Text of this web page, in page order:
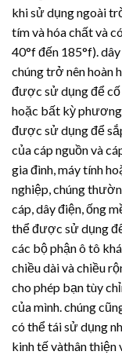
khi sử dụng ngoài
tím và hóa chất và
40°f đến 185°f).
chúng trở nên hoàn
được sử dụng để cố
hoặc bất kỳ
được sử dụng để
của cáp nguồn và
gia đình, máy tính
nghiệp, chúng
cáp, dây điện, ống
thể được sử dụng
các bộ phận ô tô
chiều dài và chiều
cho phép bạn tùy
của mình. chúng
có thể tái sử dụng
kinh tế vàthân thiện